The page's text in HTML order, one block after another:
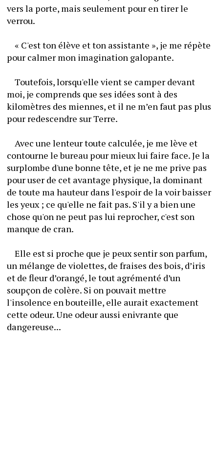
vers la porte, mais seulement pour en tirer le
verrou.
	« C'est ton élève et ton assistante », je me répète
	Toutefois, lorsqu'elle vient se camper devant
moi, je comprends que ses idées sont à des
kilomètres des miennes, et il ne m’en faut pas plus
pour redescendre sur Terre.
	Avec une lenteur toute calculée, je me lève et
contourne le bureau pour mieux lui faire face. Je la
surplombe d'une bonne tête, et je ne me prive pas
pour user de cet avantage physique, la dominant
de toute ma hauteur dans l'espoir de la voir baisser
les yeux ; ce qu'elle ne fait pas. S'il y a bien une
chose qu'on ne peut pas lui reprocher, c'est son
manque de cran.
	Elle est si proche que je peux sentir son parfum,
un mélange de violettes, de fraises des bois, d’iris
et de fleur d’orangé, le tout agrémenté d’un
soupçon de colère. Si on pouvait mettre
l'insolence en bouteille, elle aurait exactement
cette odeur. Une odeur aussi enivrante que
dangereuse...